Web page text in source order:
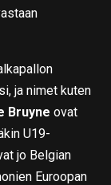
ja nimet kuten
Bruyne ovat
U19-
jo Belgian
Euroopan